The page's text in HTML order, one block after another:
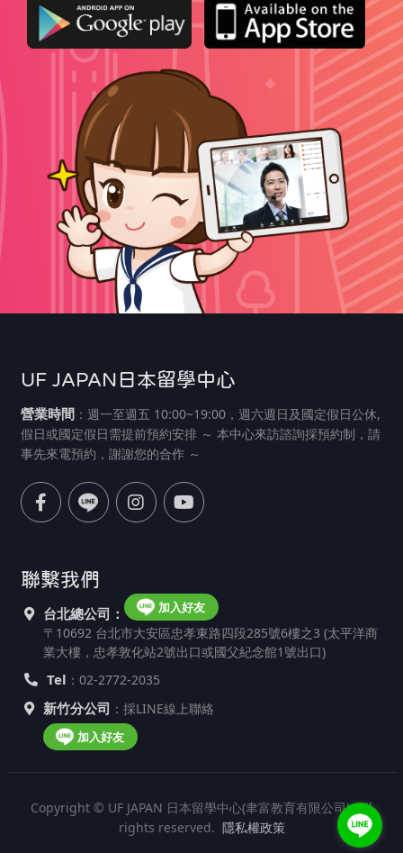
UF JAPAN日本留學中心
營業時間：週一至週五 10:00~19:00，週六週日及國定假日公休,
假日或國定假日需提前預約安排 ～ 本中心來訪諮詢採預約制，請
事先來電預約，謝謝您的合作 ～
聯繫我們
台北總公司： 加入好友
〒10692 台北市大安區忠孝東路四段285號6樓之3 (太平洋商
業大樓，忠孝敦化站2號出口或國父紀念館1號出口)
Tel ：02-2772-2035
新竹分公司 ：採LINE線上聯絡
加入好友
Copyright © UF JAPAN 日本留學中心(聿富教育有限公司). All
rights reserved. 隱私權政策